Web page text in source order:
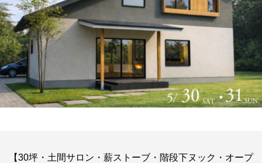
【30坪・土間サロン・薪ストーブ・階段下ヌック・オープ